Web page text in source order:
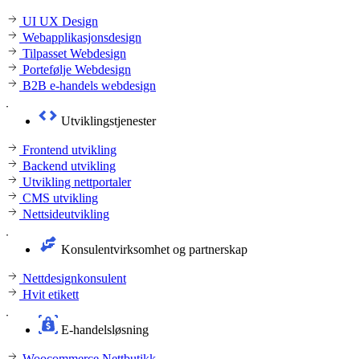
UI UX Design
Webapplikasjonsdesign
Tilpasset Webdesign
Portefølje Webdesign
B2B e-handels webdesign
Utviklingstjenester
Frontend utvikling
Backend utvikling
Utvikling nettportaler
CMS utvikling
Nettsideutvikling
Konsulentvirksomhet og partnerskap
Nettdesignkonsulent
Hvit etikett
E-handelsløsning